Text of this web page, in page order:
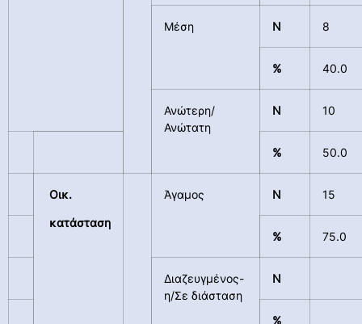
Μέση N 8
% 40.0
Ανώτερη/
Ανώτατη
N 10
% 50.0
Οικ.
κατάσταση
Άγαμος N 15
% 75.0
Διαζευγμένος-
η/Σε διάσταση
N
%